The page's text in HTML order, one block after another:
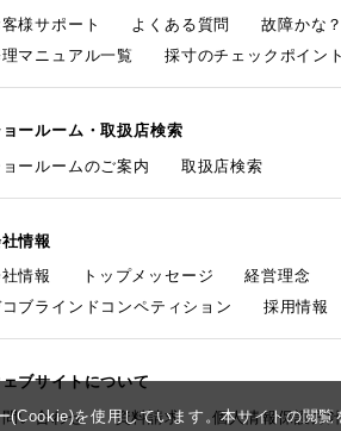
(Cookie)を使用しています。本サイトの閲
様サポート
よくある質問 故障かな
マニュアル一覧
採寸のチェックポイント
ョールーム・取扱店検索
ョールームのご案内
取扱店検索
情報
情報
トップメッセージ 経営理念
ブラインドコンペティション
採用情報
ブサイトについて
い合わせ
資料請求 個人情報保護方